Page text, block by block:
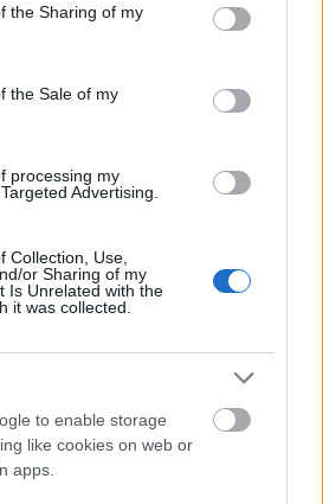
usage behaviour. You may click to
Google and its third-party tags to
specified purposes in below Google
the Sharing of my
the Sale of my
processing my
Advertising.
Collection, Use,
or Sharing of my
Is Unrelated with the
it was collected.
to enable storage
like cookies on web or
apps.
alapján készült előadást